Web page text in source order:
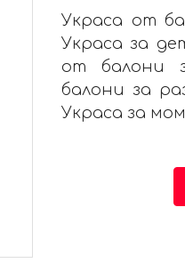
Украса от
Украса за
от балони
балони за
Украса за